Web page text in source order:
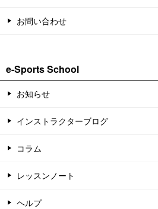
お問い合わせ
e-Sports School
お知らせ
インストラクターブログ
コラム
レッスンノート
ヘルプ